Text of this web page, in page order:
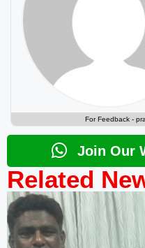
For Feedback -
Join Our
Related